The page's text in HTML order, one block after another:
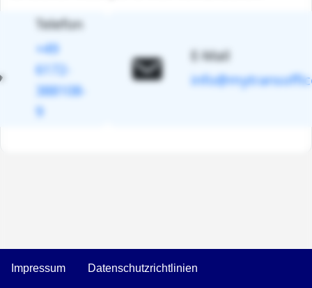
Telefon
+49
6172-
388108-
9
E-Mail
Impressum Datenschutzrichtlinien